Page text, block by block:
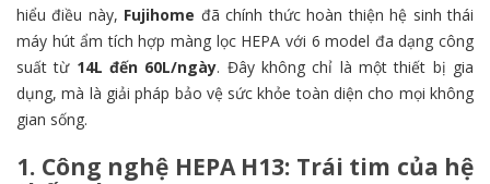
hiểu điều này, Fujihome đã chính thức hoàn thiện hệ sinh thái
máy hút ẩm tích hợp màng lọc HEPA với 6 model đa dạng công
suất từ 14L đến 60L/ngày. Đây không chỉ là một thiết bị gia
dụng, mà là giải pháp bảo vệ sức khỏe toàn diện cho mọi không
gian sống.
1. Công nghệ HEPA H13: Trái tim của hệ